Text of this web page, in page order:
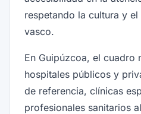
respetando la cultura y
vasco.
En Guipúzcoa, el cuadro
hospitales públicos y
de referencia, clínicas
profesionales sanitarios